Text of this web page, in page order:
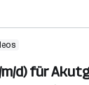
m/d) für